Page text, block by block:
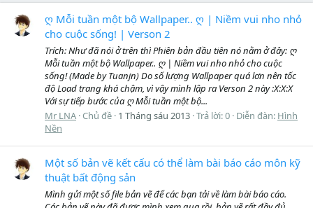
ღ Mỗi tuần một bộ Wallpaper.. ღ | Niềm vui nho nhỏ
cho cuộc sống! | Verson 2
Trích: Như đã nói ở trên thì Phiên bản đầu tiên nó nằm ở đây: ღ
Mỗi tuần một bộ Wallpaper.. ღ | Niềm vui nho nhỏ cho cuộc
sống! (Made by Tuanjn) Do số lượng Wallpaper quá lơn nên tốc
độ Load trang khá chậm, vì vậy mình lập ra Verson 2 này :X:X:X
Với sự tiếp bước của ღ Mỗi tuần một bộ...
Mr LNA Chủ đề 1 Tháng sáu 2013 Trả lời: 0 Diễn đàn: Hình
Nền
Một số bản vẽ kết cấu có thể làm bài báo cáo môn kỹ
thuật bất động sản
Mình gửi một số file bản vẽ để các bạn tải về làm bài báo cáo.